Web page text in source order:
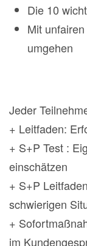
Die 10
Mit
umgehen
Jeder
+ Leitfaden:
+ S+P Test :
einschätzen
+ S+P
schwierigen
+
im